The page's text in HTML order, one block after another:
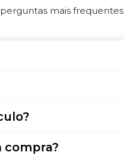
mais frequentes
compra?